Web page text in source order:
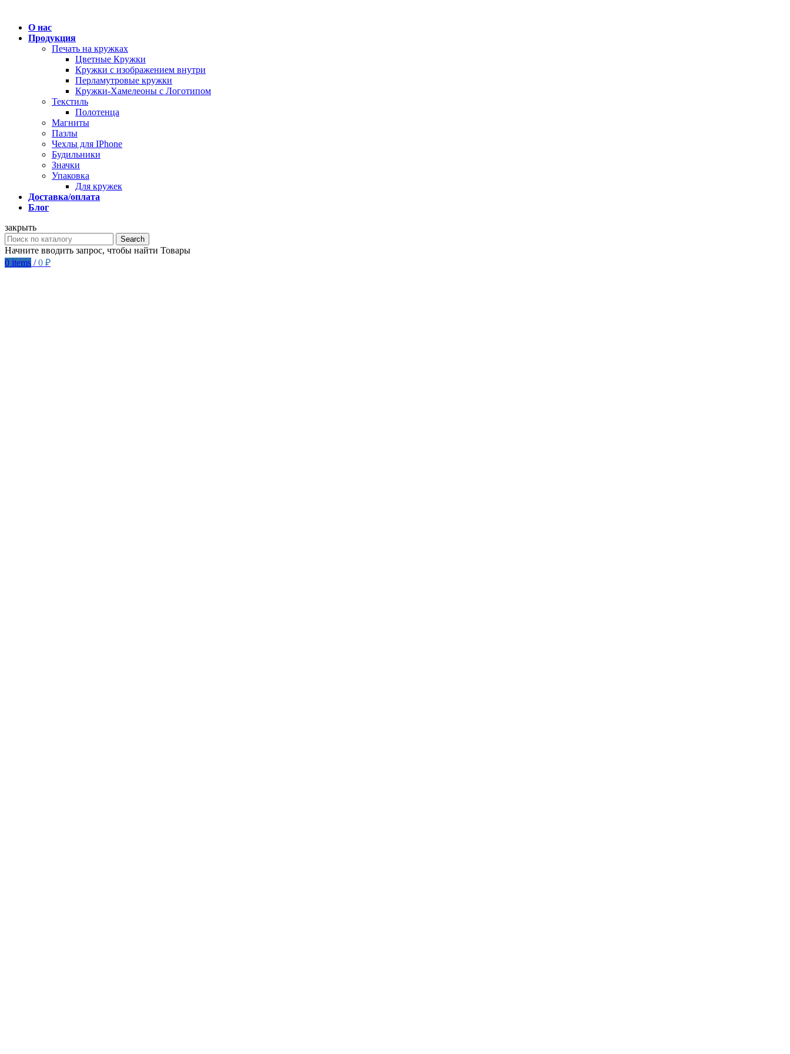
О нас
Продукция
Печать на кружках
Цветные Кружки
Кружки с изображением внутри
Перламутровые кружки
Кружки-Хамелеоны с Логотипом
Текстиль
Полотенца
Магниты
Пазлы
Чехлы для IPhone
Будильники
Значки
Упаковка
Для кружек
Доставка/оплата
Блог
закрыть
Search
Начните вводить запрос, чтобы найти Товары
0 items / 0 ₽